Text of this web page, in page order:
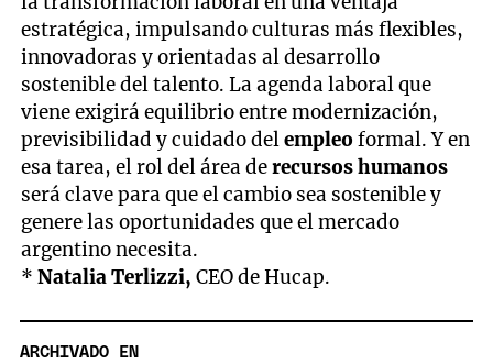
estratégica, impulsando culturas más flexibles,
innovadoras y orientadas al desarrollo
sostenible del talento. La agenda laboral que
viene exigirá equilibrio entre modernización,
previsibilidad y cuidado delempleoformal. Y en
esa tarea, el rol del área derecursos humanos
será clave para que el cambio sea sostenible y
genere las oportunidades que el mercado
argentino necesita.
*Natalia Terlizzi,CEO de Hucap.
ARCHIVADO EN